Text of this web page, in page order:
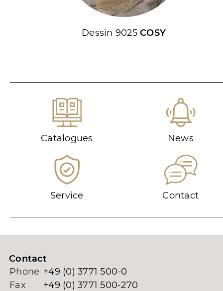
Dessin 9025 COSY
Catalogues News
Service Contact
Contact
Phone +49 (0) 3771 500-0
Fax
+49 (0) 3771 500-270